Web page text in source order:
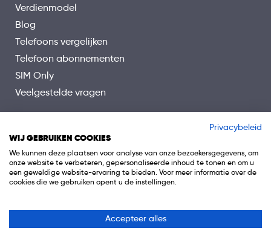
Verdienmodel
Blog
Telefoons vergelijken
Telefoon abonnementen
SIM Only
Veelgestelde vragen
Privacybeleid
WIJ GEBRUIKEN COOKIES
We kunnen deze plaatsen voor analyse van onze bezoekersgegevens, om
onze website te verbeteren, gepersonaliseerde inhoud te tonen en om u
een geweldige website-ervaring te bieden. Voor meer informatie over de
cookies die we gebruiken opent u de instellingen.
Accepteer alles